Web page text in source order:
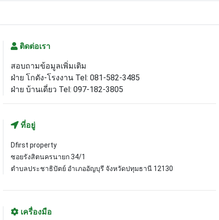
ติดต่อเรา
สอบถามข้อมูลเพิ่มเติม
ฝ่าย โกดัง-โรงงาน Tel: 081-582-3485
ฝ่าย บ้านเดี่ยว Tel: 097-182-3805
ที่อยู่
Dfirst property
ซอยรังสิตนครนายก 34/1
ตำบลประชาธิปัตย์ อำเภออัญบุรี จังหวัดปทุมธานี 12130
เครื่องมือ